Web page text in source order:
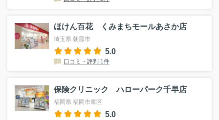
ほけん百花 くみまちモールあさか店
埼玉県 朝霞市
5.0
口コミ・評判 1件
保険クリニック ハローパーク千早店
福岡県 福岡市東区
5.0